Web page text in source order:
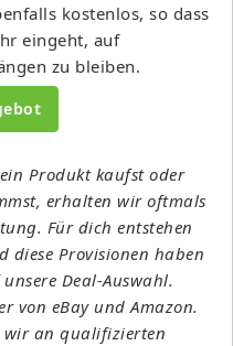
kostenlos, so dass
eingeht, auf
zu bleiben.
Produkt kaufst oder
erhalten wir oftmals
Für dich entstehen
diese Provisionen haben
Deal-Auswahl.
von eBay und Amazon.
wir an qualifizierten